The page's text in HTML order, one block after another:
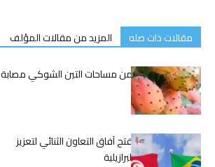
مقالات ذات صله
المزيد من مقالات المؤلف
المحفوظي: 50% من مساحات التين الشوكي مصابة
بالحشرة القرمزية
منتدى اقتصادي يفتح آفاق التعاون الثنائي لتعزيز
الشراكة التونسية البرازيلية